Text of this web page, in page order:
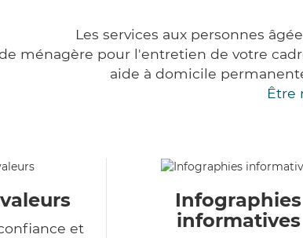
Les services aux personnes
ménagère pour l'entretien de votre
aide à domicile
Être
et
Infographies
informatives